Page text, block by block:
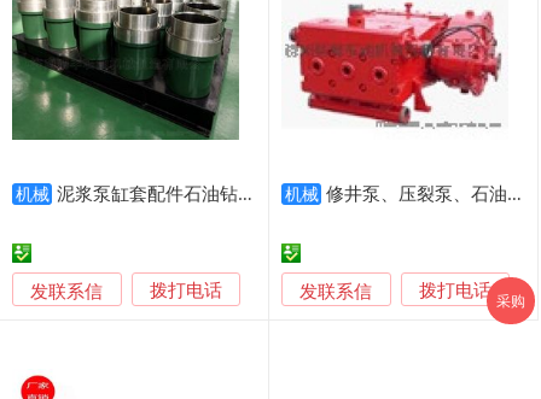
机械 泥浆泵缸套配件石油钻井专用精密加工
发联系信 拨打电话
机械 修井泵、压裂泵、石油钻井领域的泥浆泵
发联系信 拨打电话 采购